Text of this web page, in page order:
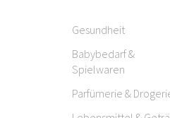
Gesundheit
Babybedarf &
Spielwaren
Parfümerie &